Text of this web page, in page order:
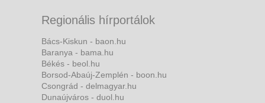
Regionális hírportálok
Bács-Kiskun - baon.hu
Baranya - bama.hu
Békés - beol.hu
Borsod-Abaúj-Zemplén - boon.hu
Csongrád - delmagyar.hu
Dunaújváros - duol.hu